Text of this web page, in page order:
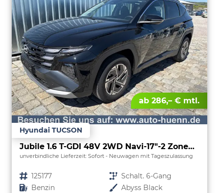
ab 286,– € mtl.
Hyundai TUCSON
Jubile 1.6 T-GDI 48V 2WD Navi-17"-2 Zonen Klimaautomatik-LED-Kamera-Sofort
unverbindliche Lieferzeit: Sofort Neuwagen mit Tageszulassung
Fahrzeugnr. 125177 Getriebe Schalt. 6-Gang
Kraftstoff Benzin Außenfarbe Abyss Black